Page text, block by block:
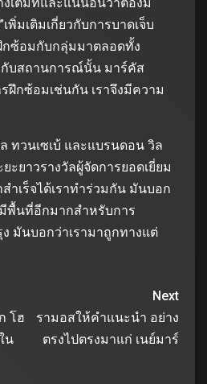
พิ่มเติมเกี่ยวกับการบาดเจ็บ
กซ้อมกับกลุ่มมาตลอดทั้ง
บสถานการณ์นั้น มาร์คัส
ฝึกซ้อมเช่นกัน เราจึงมีความ
ทวนเซเบ้ และแบรนดอน วิล
ะยาวรางวัลผู้จัดการยอดเยี่ยม
สำเร็จได้เราทำร่วมกัน มันบอก
มีพื้นที่อีกมากสำหรับการ
ง มันบอกว่าเรามาถูกทางแต่
โฮ
น
Next
รามอสให้คำแนะนำ อย่าง
ตรงไปตรงมาแก่ เนย์มาร์